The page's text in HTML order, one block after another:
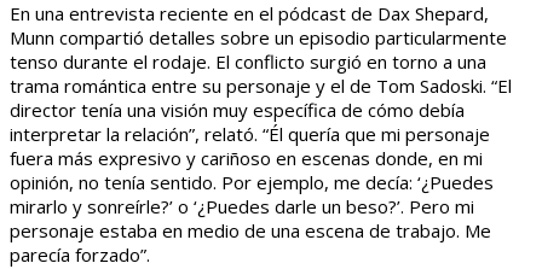
En una entrevista reciente en el pódcast de Dax Shepard,
Munn compartió detalles sobre un episodio particularmente
tenso durante el rodaje. El conflicto surgió en torno a una
trama romántica entre su personaje y el de Tom Sadoski. “El
director tenía una visión muy específica de cómo debía
interpretar la relación”, relató. “Él quería que mi personaje
fuera más expresivo y cariñoso en escenas donde, en mi
opinión, no tenía sentido. Por ejemplo, me decía: ‘¿Puedes
mirarlo y sonreírle?’ o ‘¿Puedes darle un beso?’. Pero mi
personaje estaba en medio de una escena de trabajo. Me
parecía forzado”.